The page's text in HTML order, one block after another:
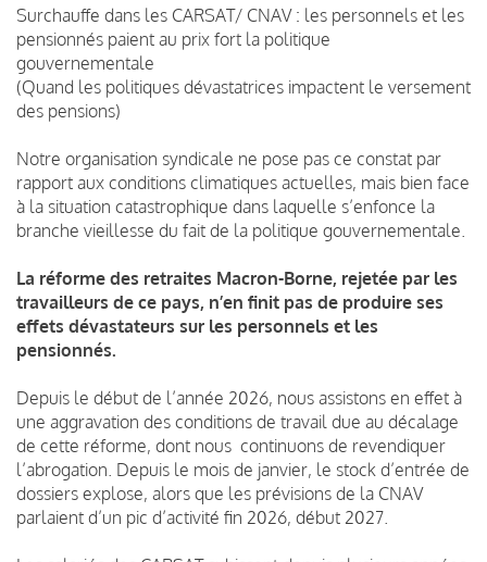
Surchauffe dans les CARSAT/ CNAV : les personnels et les
pensionnés paient au prix fort la politique
gouvernementale
(Quand les politiques dévastatrices impactent le versement
des pensions)
Notre organisation syndicale ne pose pas ce constat par
rapport aux conditions climatiques actuelles, mais bien face
à la situation catastrophique dans laquelle s’enfonce la
branche vieillesse du fait de la politique gouvernementale.
La réforme des retraites Macron-Borne, rejetée par les
travailleurs de ce pays, n’en finit pas de produire ses
effets dévastateurs sur les personnels et les
pensionnés.
Depuis le début de l’année 2026, nous assistons en effet à
une aggravation des conditions de travail due au décalage
de cette réforme, dont nous continuons de revendiquer
l’abrogation. Depuis le mois de janvier, le stock d’entrée de
dossiers explose, alors que les prévisions de la CNAV
parlaient d’un pic d’activité fin 2026, début 2027.